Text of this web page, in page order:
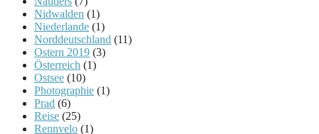
Nidwalden (1)
Niederlande (1)
Norddeutschland (11)
Ostern 2019 (3)
Österreich (1)
Ostsee (10)
Photographie (1)
Prad (6)
Reise (25)
Rennvelo (1)